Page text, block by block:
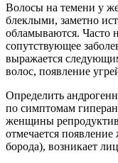
Волосы на темени у
блеклыми, заметно
обламываются. Часто
сопутствующее
выражается
волос, появление
Определить
по симптомам
женщины
отмечается
борода), возникает